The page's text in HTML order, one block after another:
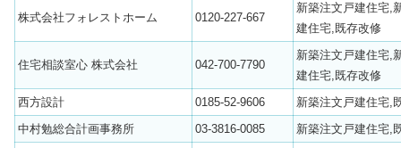
株式会社フォレストホーム 0120-227-667
新築注文戸建住宅,
建住宅,既存改修
住宅相談室心 株式会社 042-700-7790
新築注文戸建住宅,
建住宅,既存改修
西方設計
0185-52-9606
新築注文戸建住宅,
中村勉総合計画事務所
03-3816-0085 新築注文戸建住宅,